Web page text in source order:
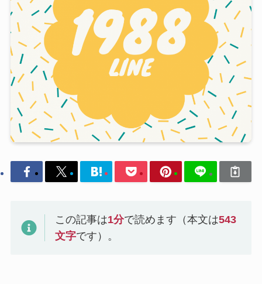
この記事は1分で読めます（本文は543
文字です）。